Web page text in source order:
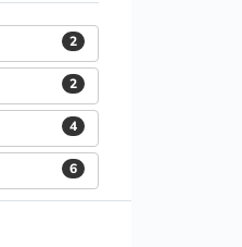
2
2
4
6